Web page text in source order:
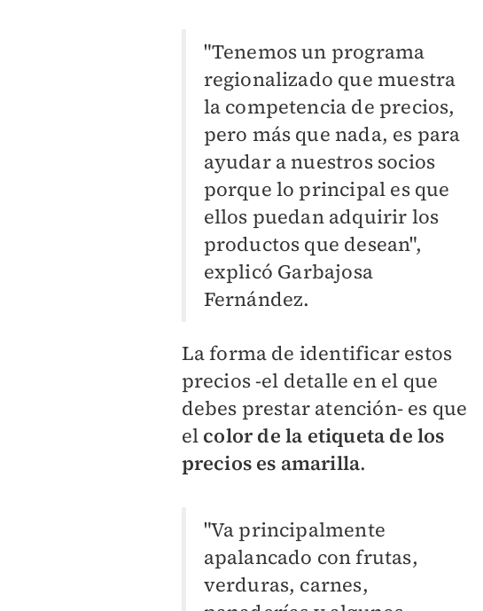
"Tenemos un programa
regionalizado que muestra
la competencia de precios,
pero más que nada, es para
ayudar a nuestros socios
porque lo principal es que
ellos puedan adquirir los
productos que desean",
explicó Garbajosa
Fernández.
La forma de identificar estos
precios -el detalle en el que
debes prestar atención- es que
el color de la etiqueta de los
precios es amarilla.
"Va principalmente
apalancado con frutas,
verduras, carnes,